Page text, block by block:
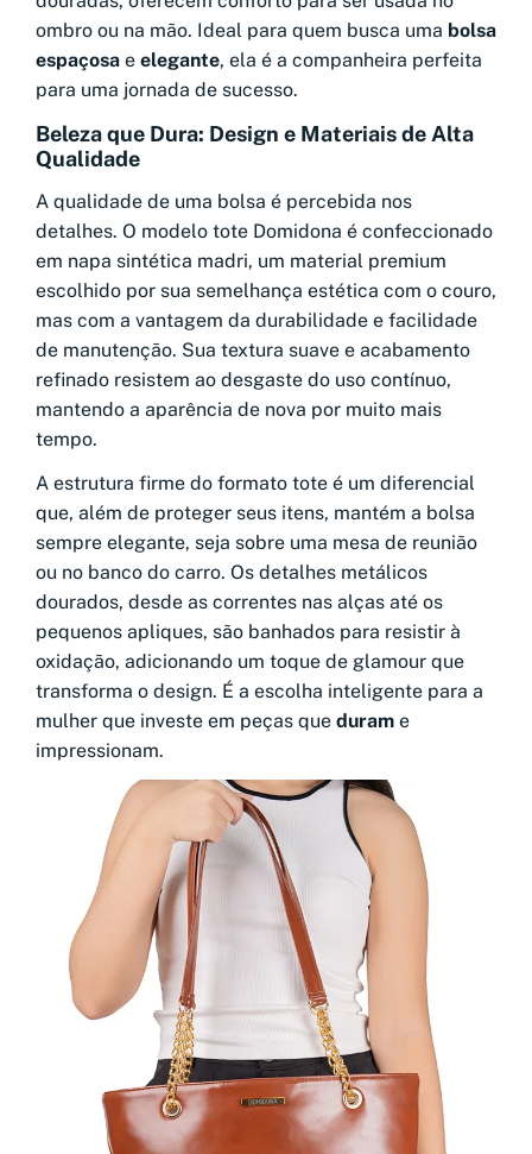
ombro ou na mão. Ideal para quem busca uma bolsa
espaçosa e elegante, ela é a companheira perfeita
para uma jornada de sucesso.
Beleza que Dura: Design e Materiais de Alta
Qualidade
A qualidade de uma bolsa é percebida nos
detalhes. O modelo tote Domidona é confeccionado
em napa sintética madri, um material premium
escolhido por sua semelhança estética com o couro,
mas com a vantagem da durabilidade e facilidade
de manutenção. Sua textura suave e acabamento
refinado resistem ao desgaste do uso contínuo,
mantendo a aparência de nova por muito mais
tempo.
A estrutura firme do formato tote é um diferencial
que, além de proteger seus itens, mantém a bolsa
sempre elegante, seja sobre uma mesa de reunião
ou no banco do carro. Os detalhes metálicos
dourados, desde as correntes nas alças até os
pequenos apliques, são banhados para resistir à
oxidação, adicionando um toque de glamour que
transforma o design. É a escolha inteligente para a
mulher que investe em peças que duram e
impressionam.